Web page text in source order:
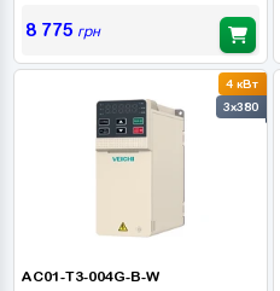
8 775 грн
4 кВт
3x380
AC01-T3-004G-B-W